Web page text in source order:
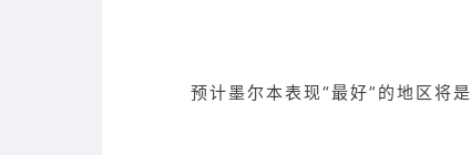
预计墨尔本表现“最好”的地区将是